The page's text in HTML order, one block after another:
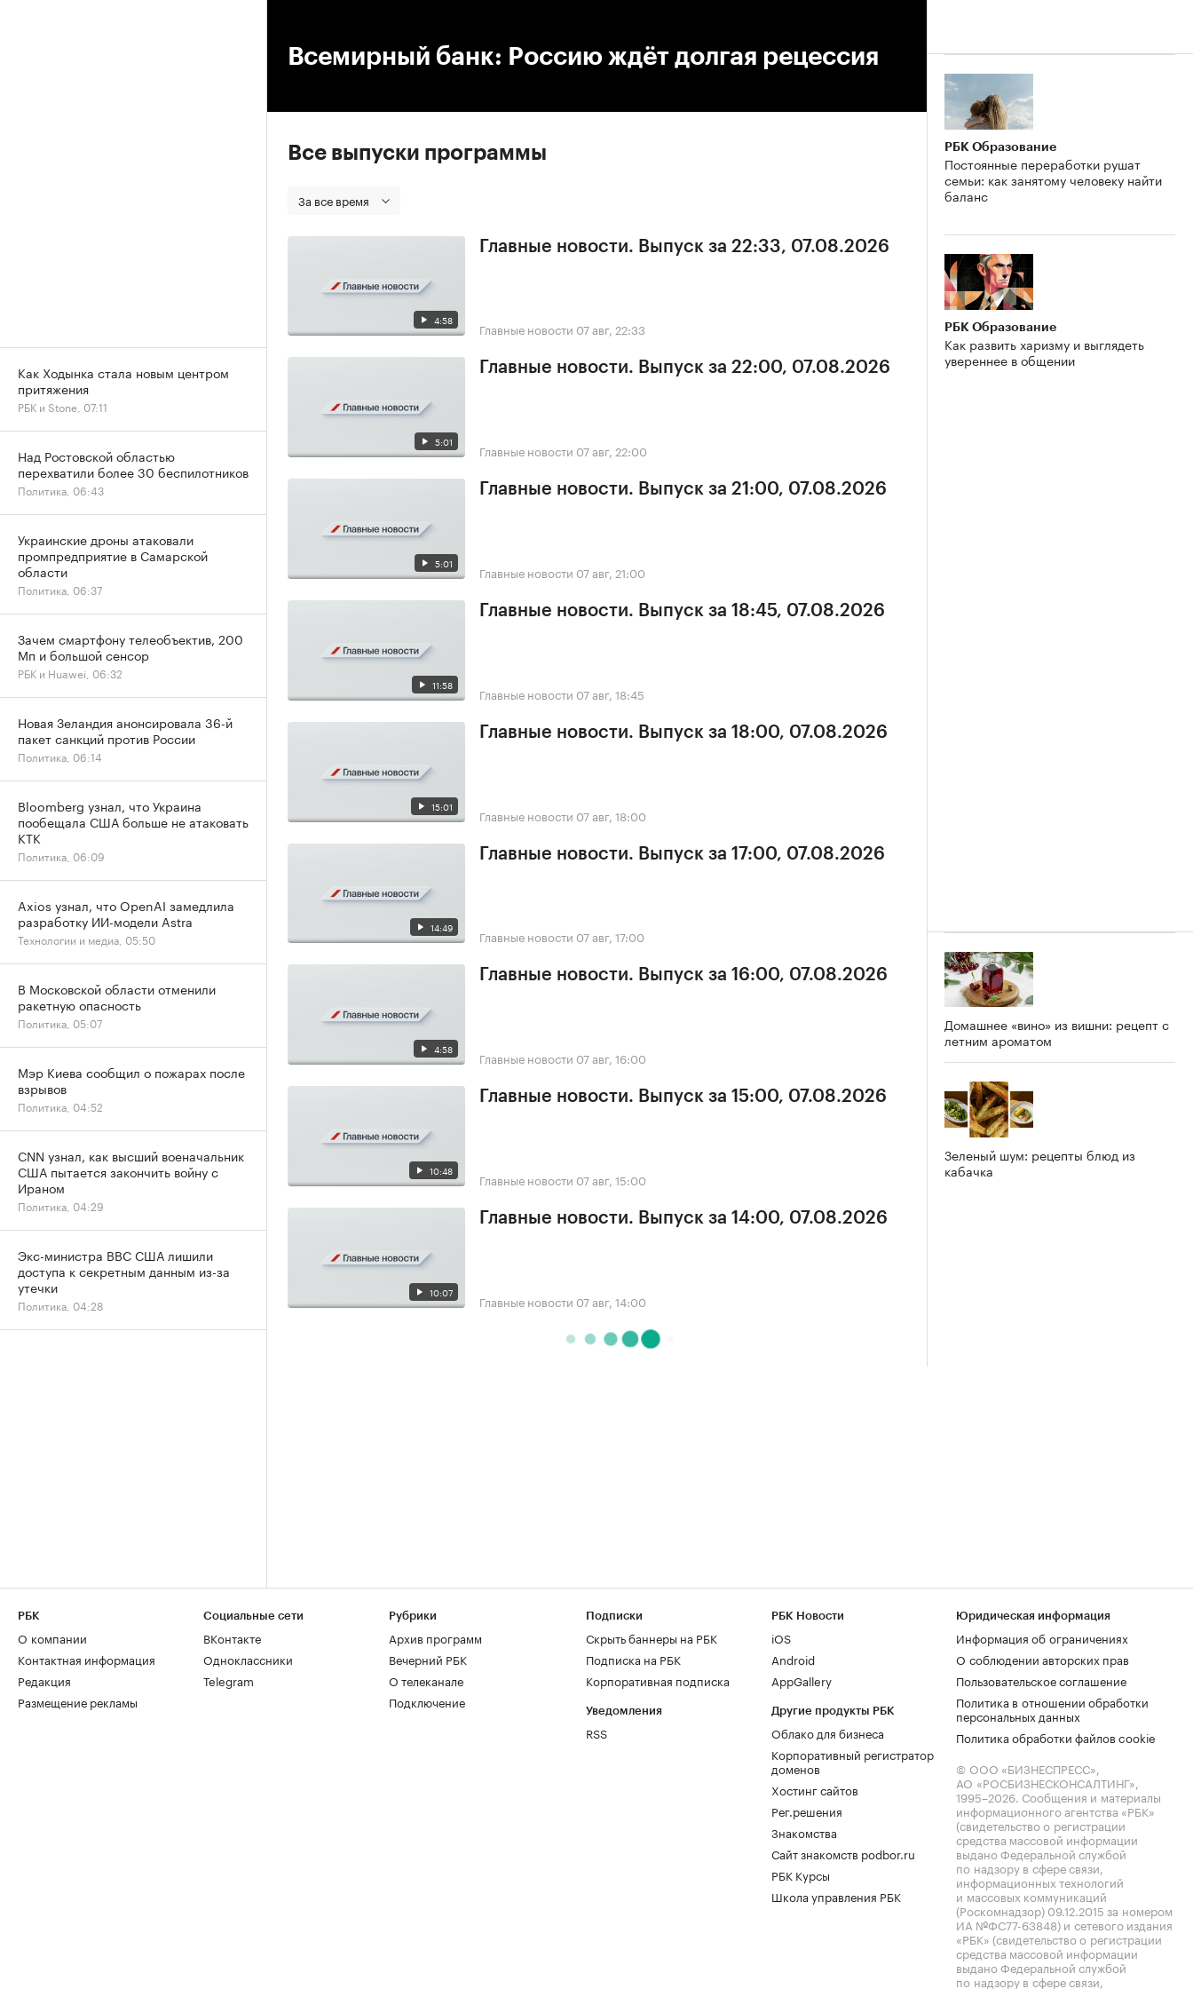
Всемирный банк: Россию ждёт долгая рецессия
Все выпуски программы
За все время
4:58
Главные новости. Выпуск за 22:33, 07.08.2026
Главные новости 07 авг, 22:33
5:01
Главные новости. Выпуск за 22:00, 07.08.2026
Главные новости 07 авг, 22:00
5:01
Главные новости. Выпуск за 21:00, 07.08.2026
Главные новости 07 авг, 21:00
11:58
Главные новости. Выпуск за 18:45, 07.08.2026
Главные новости 07 авг, 18:45
15:01
Главные новости. Выпуск за 18:00, 07.08.2026
Главные новости 07 авг, 18:00
14:49
Главные новости. Выпуск за 17:00, 07.08.2026
Главные новости 07 авг, 17:00
4:58
Главные новости. Выпуск за 16:00, 07.08.2026
Главные новости 07 авг, 16:00
10:48
Главные новости. Выпуск за 15:00, 07.08.2026
Главные новости 07 авг, 15:00
10:07
Главные новости. Выпуск за 14:00, 07.08.2026
Главные новости 07 авг, 14:00
РБК Образование
Постоянные переработки рушат
семьи: как занятому человеку найти
баланс
РБК Образование
Как развить харизму и выглядеть
увереннее в общении
Домашнее «вино» из вишни: рецепт с
летним ароматом
Зеленый шум: рецепты блюд из
кабачка
Как Ходынка стала новым центром
притяжения
РБК и Stone, 07:11
Над Ростовской областью
перехватили более 30 беспилотников
Политика, 06:43
Украинские дроны атаковали
промпредприятие в Самарской
области
Политика, 06:37
Зачем смартфону телеобъектив, 200
Мп и большой сенсор
РБК и Huawei, 06:32
Новая Зеландия анонсировала 36-й
пакет санкций против России
Политика, 06:14
Bloomberg узнал, что Украина
пообещала США больше не атаковать
КТК
Политика, 06:09
Axios узнал, что OpenAI замедлила
разработку ИИ-модели Astra
Технологии и медиа, 05:50
В Московской области отменили
ракетную опасность
Политика, 05:07
Мэр Киева сообщил о пожарах после
взрывов
Политика, 04:52
CNN узнал, как высший военачальник
США пытается закончить войну с
Ираном
Политика, 04:29
Экс-министра ВВС США лишили
доступа к секретным данным из-за
утечки
Политика, 04:28
РБК
О компании
Контактная информация
Редакция
Размещение рекламы
Социальные сети
ВКонтакте
Одноклассники
Telegram
Рубрики
Архив программ
Вечерний РБК
О телеканале
Подключение
Подписки
Скрыть баннеры на РБК
Подписка на РБК
Корпоративная подписка
Уведомления
RSS
РБК Новости
iOS
Android
AppGallery
Другие продукты РБК
Облако для бизнеса
Корпоративный регистратор
доменов
Хостинг сайтов
Рег.решения
Знакомства
Сайт знакомств podbor.ru
РБК Курсы
Школа управления РБК
Юридическая информация
Информация об ограничениях
О соблюдении авторских прав
Пользовательское соглашение
Политика в отношении обработки
персональных данных
Политика обработки файлов cookie
© ООО «БИЗНЕСПРЕСС»,
АО «РОСБИЗНЕСКОНСАЛТИНГ»,
1995–2026. Сообщения и материалы
информационного агентства «РБК»
(свидетельство о регистрации
средства массовой информации
выдано Федеральной службой
по надзору в сфере связи,
информационных технологий
и массовых коммуникаций
(Роскомнадзор) 09.12.2015 за номером
ИА №ФС77-63848) и сетевого издания
«РБК» (свидетельство о регистрации
средства массовой информации
выдано Федеральной службой
по надзору в сфере связи,